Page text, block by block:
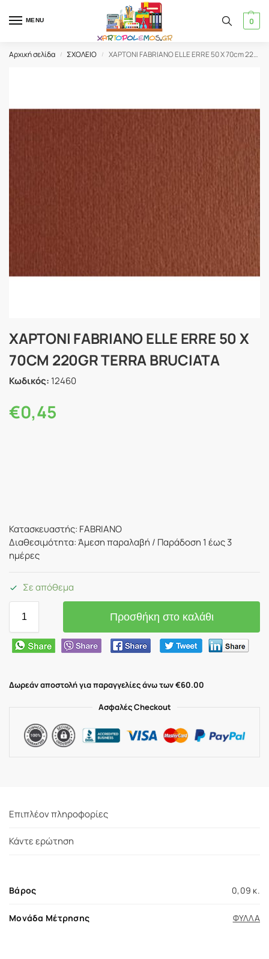
MENU 0
Αρχική σελίδα / ΣΧΟΛΕΙΟ / ΧΑΡΤΟΝΙ FABRIANO ELLE ERRE 50 X 70cm 220gr TERRA BRUCIATA
ΧΑΡΤΟΝΙ FABRIANO ELLE ERRE 50 X
70CM 220GR TERRA BRUCIATA
Κωδικός: 12460
€0,45
Κατασκευαστής: FABRIANO
Διαθεσιμότητα: Άμεση παραλαβή / Παράδoση 1 έως 3
ημέρες
Σε απόθεμα
Προσθήκη στο καλάθι
Δωρεάν αποστολή για παραγγελίες άνω των €60.00
Ασφαλές Checkout
Επιπλέον πληροφορίες
Κάντε ερώτηση
Βάρος 0,09 κ.
Μονάδα Μέτρησης ΦΥΛΛΑ